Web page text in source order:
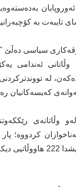
تایبەت بە
سیاسی دەڵێ
مامەڵەکردنی 27 وڵاتانی
لە
کەیسەکانیان
لەو وڵاتانەی
سەرەتای ئەمساڵیشدا